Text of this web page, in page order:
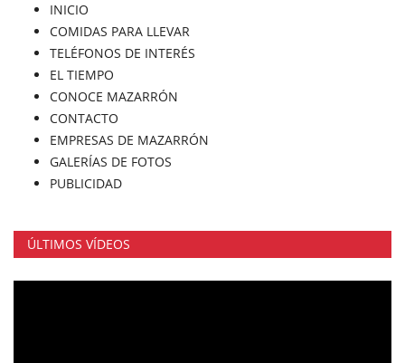
INICIO
COMIDAS PARA LLEVAR
TELÉFONOS DE INTERÉS
EL TIEMPO
CONOCE MAZARRÓN
CONTACTO
EMPRESAS DE MAZARRÓN
GALERÍAS DE FOTOS
PUBLICIDAD
ÚLTIMOS VÍDEOS